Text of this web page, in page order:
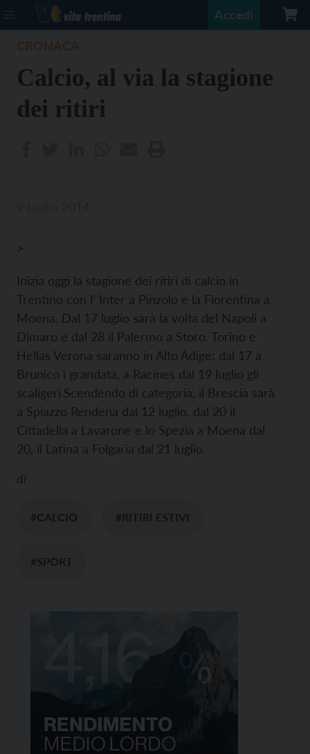
Accedi
Calcio, al via la stagione
dei ritiri
>
Inizia oggi la stagione dei ritiri di calcio in
Trentino con l’ Inter a Pinzolo e la Fiorentina a
Moena. Dal 17 luglio sarà la volta del Napoli a
Dimaro e dal 28 il Palermo a Storo. Torino e
Hellas Verona saranno in Alto Adige: dal 17 a
Brunico i grandata, a Racines dal 19 luglio gli
scaligeri.Scendendo di categoria, il Brescia sarà
a Spiazzo Rendena dal 12 luglio, dal 20 il
Cittadella a Lavarone e lo Spezia a Moena dal
20, il Latina a Folgaria dal 21 luglio.
di
#CALCIO #RITIRI ESTIVI
#SPORT